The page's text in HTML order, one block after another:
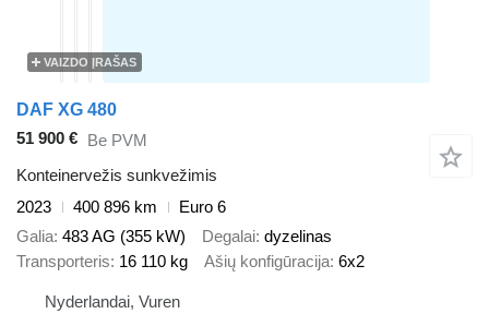
VAIZDO ĮRAŠAS
DAF XG 480
51 900 € Be PVM
Konteinervežis sunkvežimis
2023
400 896 km
Euro 6
Galia 483 AG (355 kW) Degalai dyzelinas
Transporteris 16 110 kg Ašių konfigūracija 6x2
Nyderlandai, Vuren